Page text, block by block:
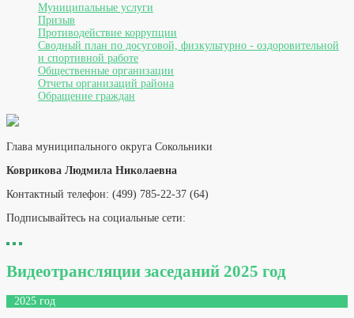
Муниципальные услуги
Призыв
Противодействие коррупции
Сводный план по досуговой, физкультурно - оздоровительной
и спортивной работе
Общественные организации
Отчеты организаций района
Обращение граждан
Глава муниципального округа Сокольники
Коврикова Людмила Николаевна
Контактный телефон: (499) 785-22-37 (64)
Подписывайтесь на социальные сети:
Видеотрансляции заседаний 2025 год
2025 год